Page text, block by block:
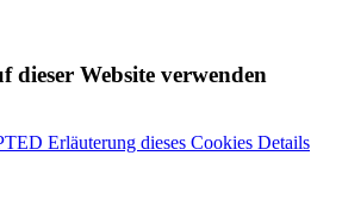
dieser Website verwenden
Erläuterung dieses Cookies Details